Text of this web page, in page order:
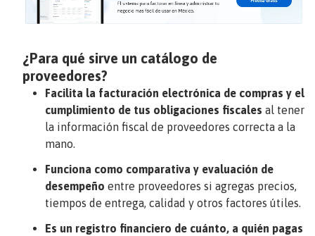
¿Para qué sirve un catálogo de
proveedores?
Facilita la facturación electrónica de compras y el
cumplimiento de tus obligaciones fiscales al tener
la información fiscal de proveedores correcta a la
mano.
Funciona como comparativa y evaluación de
desempeño entre proveedores si agregas precios,
tiempos de entrega, calidad y otros factores útiles.
Es un registro financiero de cuánto, a quién pagas